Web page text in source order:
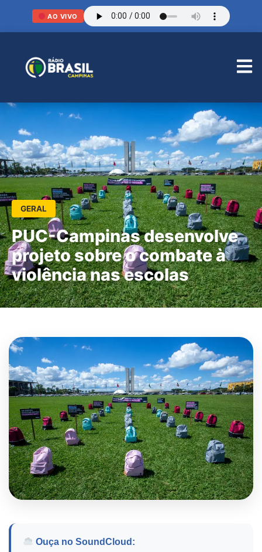
AO VIVO
GERAL
PUC-Campinas desenvolve
projeto sobre o combate à
violência nas escolas
Ouça no SoundCloud: